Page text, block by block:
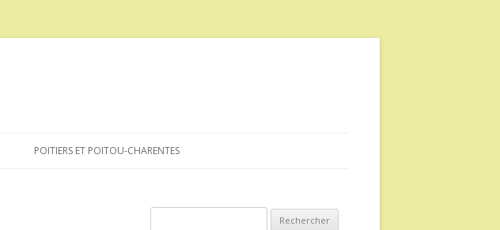
POITIERS ET POITOU-CHARENTES